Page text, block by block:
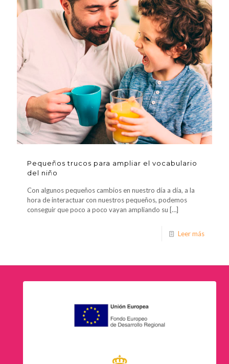
Pequeños trucos para ampliar el vocabulario
del niño
Con algunos pequeños cambios en nuestro día a día, a la
hora de interactuar con nuestros pequeños, podemos
conseguir que poco a poco vayan ampliando su […]
Leer más